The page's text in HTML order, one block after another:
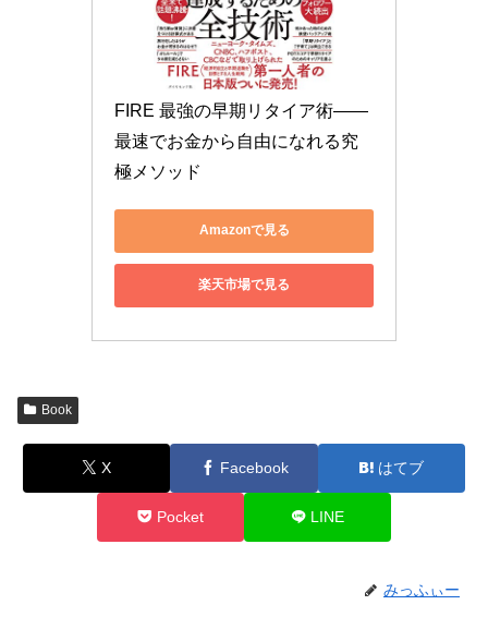
FIRE 最強の早期リタイア術――
最速でお金から自由になれる究
極メソッド
Amazonで見る
楽天市場で見る
Book
X Facebook はてブ
Pocket LINE
みっふぃー